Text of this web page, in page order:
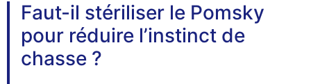
Faut-il stériliser le Pomsky
pour réduire l’instinct de
chasse ?